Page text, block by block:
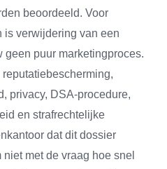
beoordeeld. Voor
is verwijdering van een
puur marketingproces.
privacy, DSA-procedure,
en strafrechtelijke
dat dit dossier
met de vraag hoe snel